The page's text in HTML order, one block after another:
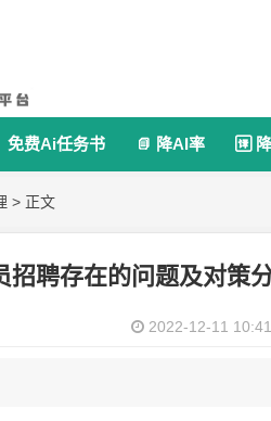
免费Ai任务书  降AI率 
> 正文
招聘存在的问题及对策
2022-12-11